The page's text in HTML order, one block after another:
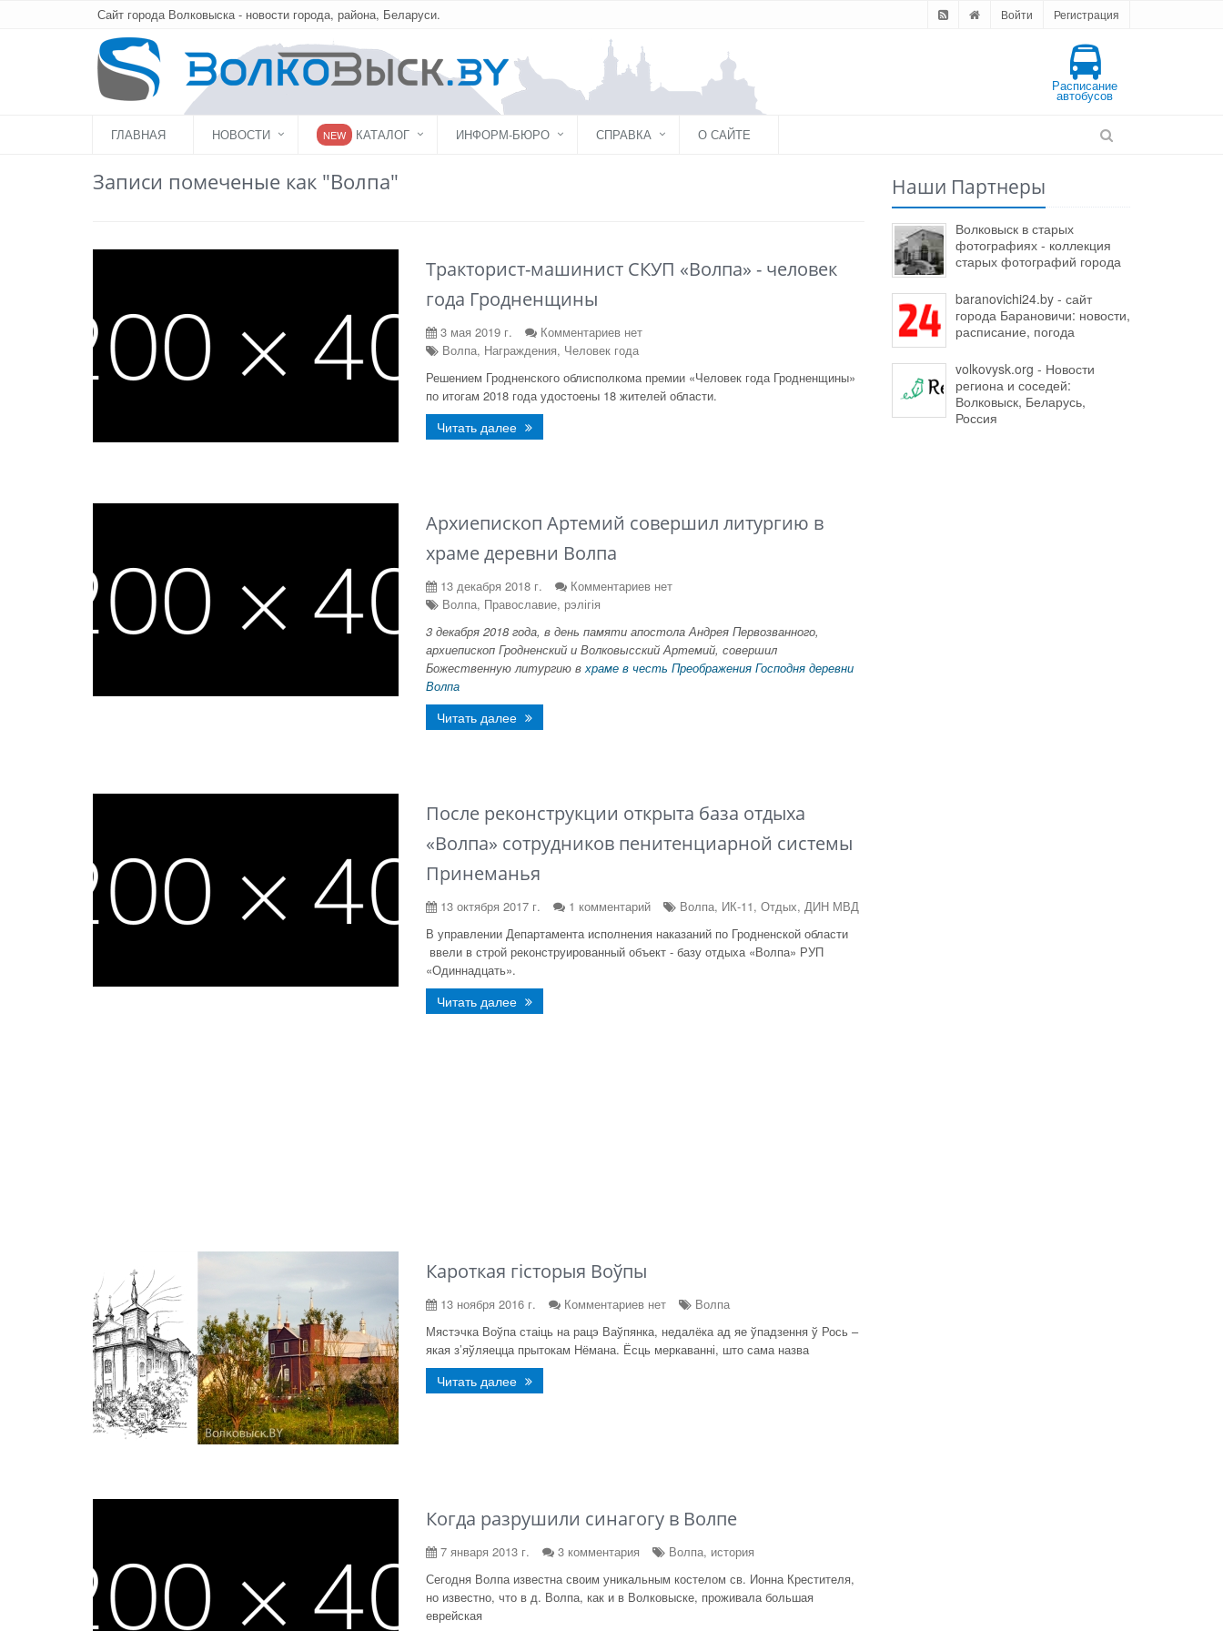
Сайт города Волковыска - новости города, района, Беларуси. Войти Регистрация
Расписание
автобусов
ГЛАВНАЯ НОВОСТИ NEW КАТАЛОГ ИНФОРМ-БЮРО СПРАВКА О САЙТЕ
Записи помеченые как "Волпа"
Тракторист-машинист СКУП «Волпа» - человек
года Гродненщины
3 мая 2019 г.
Комментариев нет
Волпа, Награждения, Человек года
Решением Гродненского облисполкома премии «Человек года Гродненщины»
по итогам 2018 года удостоены 18 жителей области.
Читать далее
Архиепископ Артемий совершил литургию в
храме деревни Волпа
13 декабря 2018 г.
Комментариев нет
Волпа, Православие, рэлігія
3 декабря 2018 года, в день памяти апостола Андрея Первозванного,
архиепископ Гродненский и Волковысский Артемий, совершил
Божественную литургию вхраме в честь Преображения Господня деревни
Волпа
Читать далее
После реконструкции открыта база отдыха
«Волпа» сотрудников пенитенциарной системы
Принеманья
13 октября 2017 г. 1 комментарий
Волпа, ИК-11, Отдых, ДИН МВД
В управлении Департамента исполнения наказаний по Гродненской области
ввели в строй реконструированный объект - базу отдыха «Волпа» РУП
«Одиннадцать».
Читать далее
Кароткая гісторыя Воўпы
13 ноября 2016 г. Комментариев нет
Волпа
Мястэчка Воўпа стаіць на рацэ Ваўпянка, недалёка ад яе ўпадзення ў Рось –
якая з’яўляецца прытокам Нёмана. Ёсць меркаванні, што сама назва
Читать далее
Когда разрушили синагогу в Волпе
7 января 2013 г. 3 комментария
Волпа, история
Сегодня Волпа известна своим уникальным костелом св. Ионна Крестителя,
но известно, что в д. Волпа, как и в Волковыске, проживала большая
еврейская
Наши Партнеры
Волковыск в старых
фотографиях - коллекция
старых фотографий города
baranovichi24.by - сайт
города Барановичи: новости,
расписание, погода
volkovysk.org - Новости
региона и соседей:
Волковыск, Беларусь,
Россия